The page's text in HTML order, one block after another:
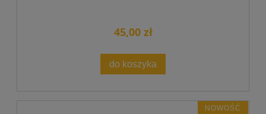
45,00 zł
do koszyka
NOWOŚĆ